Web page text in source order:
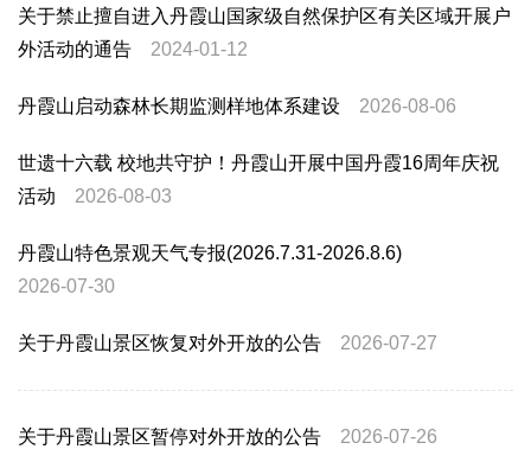
关于禁止擅自进入丹霞山国家级自然保护区有关区域开展户
外活动的通告
2024-01-12
丹霞山启动森林长期监测样地体系建设 2026-08-06
世遗十六载 校地共守护！丹霞山开展中国丹霞16周年庆祝
活动
2026-08-03
丹霞山特色景观天气专报(2026.7.31-2026.8.6)
2026-07-30
关于丹霞山景区恢复对外开放的公告 2026-07-27
关于丹霞山景区暂停对外开放的公告 2026-07-26